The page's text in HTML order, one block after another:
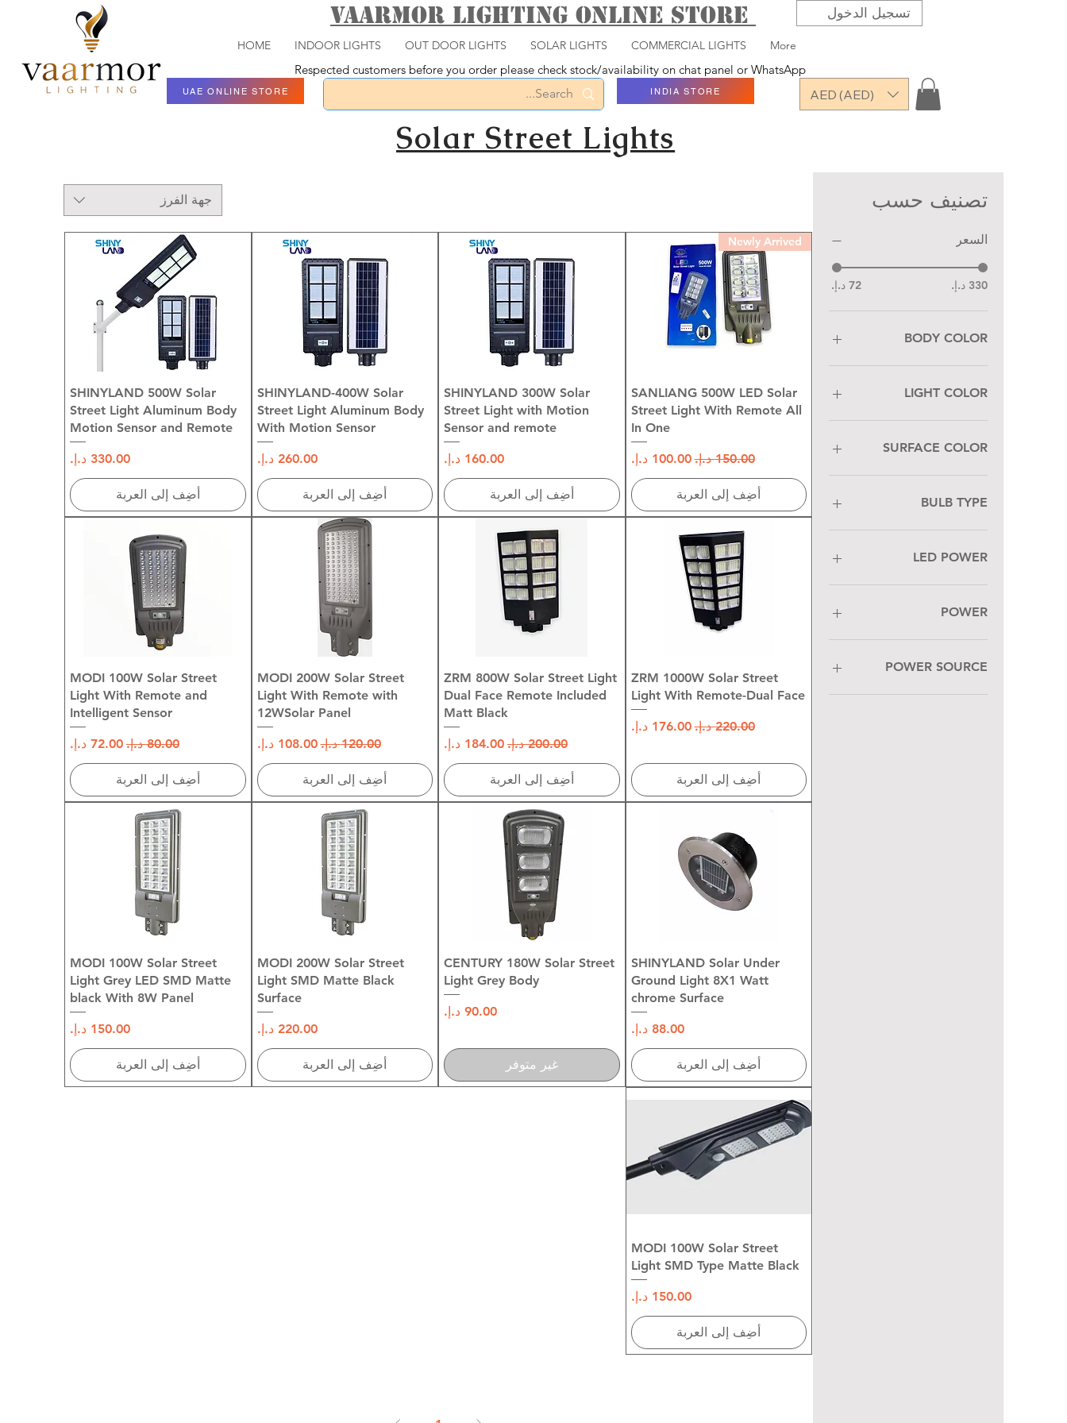
Vaarmor Lighting ONLINE STORE
HOME INDOOR LIGHTS OUT DOOR LIGHTS SOLAR LIGHTS COMMERCIAL LIGHTS More
تسجيل الدخول
Respected customers before you order please check stock/availability on chat panel or WhatsApp
UAE ONLINE STORE INDIA STORE AED (AED)
Solar Street Lights
تصنيف حسب
السعر
BODY COLOR
LIGHT COLOR
SURFACE COLOR
BULB TYPE
Non Dimmable
LED POWER
SMD-100W
SMD-180W
SMD-500W
SMD-8W
POWER
SMD-1000W
SMD-800W
POWER SOURCE
Solar Powered
جهة الفرز
العرض السريع
Newly Arrived
SANLIANG 500W LED Solar
Street Light With Remote All
In One
سعر عادي‏150.00 د.إ.‏ سعر البيع‏100.00 د.إ.‏
أضِف إلى العربة
العرض السريع
SHINYLAND 300W Solar
Street Light with Motion
Sensor and remote
السعر
أضِف إلى العربة
العرض السريع
SHINYLAND-400W Solar
Street Light Aluminum Body
With Motion Sensor
السعر‏260.00 د.إ.‏
أضِف إلى العربة
العرض السريع
SHINYLAND 500W Solar
Street Light Aluminum Body
Motion Sensor and Remote
السعر
أضِف إلى العربة
العرض السريع
ZRM 1000W Solar Street
Light With Remote-Dual Face
سعر عادي‏220.00 د.إ.‏ سعر البيع‏176.00 د.إ.‏
أضِف إلى العربة
العرض السريع
ZRM 800W Solar Street Light
Dual Face Remote Included
Matt Black
سعر عادي سعر البيع
أضِف إلى العربة
العرض السريع
MODI 200W Solar Street
Light With Remote with
12WSolar Panel
سعر عادي‏120.00 د.إ.‏ سعر البيع‏108.00 د.إ.‏
أضِف إلى العربة
العرض السريع
MODI 100W Solar Street
Light With Remote and
Intelligent Sensor
سعر عادي سعر البيع
أضِف إلى العربة
العرض السريع
SHINYLAND Solar Under
Ground Light 8X1 Watt
chrome Surface
السعر‏88.00 د.إ.‏
أضِف إلى العربة
العرض السريع
CENTURY 180W Solar Street
Light Grey Body
السعر
غير متوفر
العرض السريع
MODI 200W Solar Street
Light SMD Matte Black
Surface
السعر‏220.00 د.إ.‏
أضِف إلى العربة
العرض السريع
MODI 100W Solar Street
Light Grey LED SMD Matte
black With 8W Panel
السعر
أضِف إلى العربة
العرض السريع
MODI 100W Solar Street
Light SMD Type Matte Black
السعر‏150.00 د.إ.‏
أضِف إلى العربة